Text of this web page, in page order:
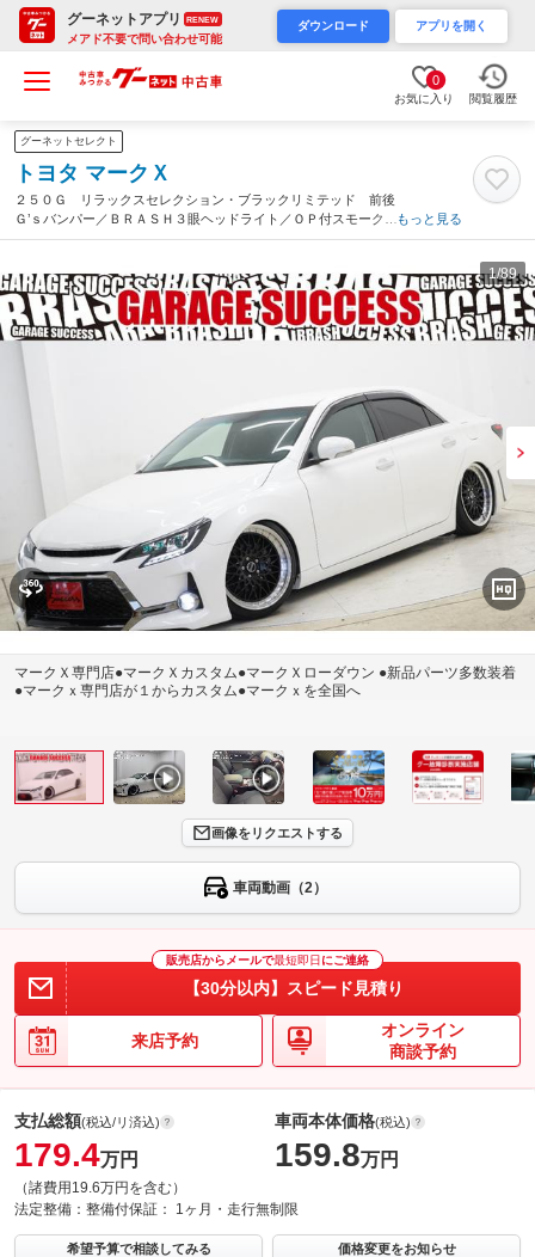
グーネットアプリ RENEW
メアド不要で問い合わせ可能
ダウンロード アプリを開く
0
お気に入り 閲覧履歴
グーネットセレクト
トヨタ マークＸ
２５０Ｇ リラックスセレクション・ブラックリミテッド 前後
Ｇ’ｓバンパー／ＢＲＡＳＨ３眼ヘッドライト／ＯＰ付スモークテ
ール／新品ＴＥＩＮ車高調／新品ＦＴＸ１９ＡＷ／カロッツェリア
ォグランプ／（大阪府）
もっと見る
1/89
マークＸ専門店●マークＸカスタム●マークＸローダウン ●新品パーツ多数装着
●マークｘ専門店が１からカスタム●マークｘを全国へ
画像をリクエストする
車両動画（2）
販売店からメールで最短即日 にご連絡
【30分以内】スピード見積り
来店予約
オンライン
商談予約
支払総額(税込/リ済込)
179.4万円
（諸費用19.6万円を含む）
車両本体価格(税込)
159.8万円
法定整備： 整備付保証： 1ヶ月・走行無制限
希望予算で相談してみる 価格変更をお知らせ